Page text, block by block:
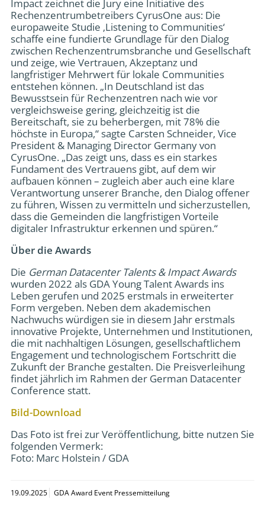
Impact zeichnet die Jury eine Initiative des
Rechenzentrumbetreibers CyrusOne aus: Die
europaweite Studie ‚Listening to Communities‘
schaffe eine fundierte Grundlage für den Dialog
zwischen Rechenzentrumsbranche und Gesellschaft
und zeige, wie Vertrauen, Akzeptanz und
langfristiger Mehrwert für lokale Communities
entstehen können. „In Deutschland ist das
Bewusstsein für Rechenzentren nach wie vor
vergleichsweise gering, gleichzeitig ist die
Bereitschaft, sie zu beherbergen, mit 78% die
höchste in Europa,“ sagte Carsten Schneider, Vice
President & Managing Director Germany von
CyrusOne. „Das zeigt uns, dass es ein starkes
Fundament des Vertrauens gibt, auf dem wir
aufbauen können – zugleich aber auch eine klare
Verantwortung unserer Branche, den Dialog offener
zu führen, Wissen zu vermitteln und sicherzustellen,
dass die Gemeinden die langfristigen Vorteile
digitaler Infrastruktur erkennen und spüren.“
Über die Awards
Die German Datacenter Talents & Impact Awards
wurden 2022 als GDA Young Talent Awards ins
Leben gerufen und 2025 erstmals in erweiterter
Form vergeben. Neben dem akademischen
Nachwuchs würdigen sie in diesem Jahr erstmals
innovative Projekte, Unternehmen und Institutionen,
die mit nachhaltigen Lösungen, gesellschaftlichem
Engagement und technologischem Fortschritt die
Zukunft der Branche gestalten. Die Preisverleihung
findet jährlich im Rahmen der German Datacenter
Conference statt.
Bild-Download
Das Foto ist frei zur Veröffentlichung, bitte nutzen Sie
folgenden Vermerk:
Foto: Marc Holstein / GDA
19.09.2025 GDA Award Event Pressemitteilung